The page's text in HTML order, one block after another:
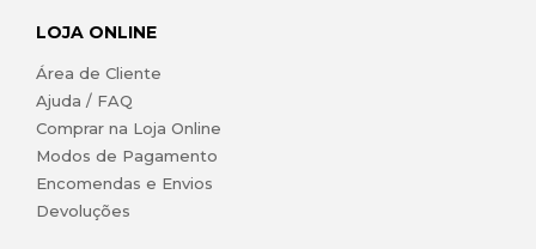
LOJA ONLINE
Área de Cliente
Ajuda / FAQ
Comprar na Loja Online
Modos de Pagamento
Encomendas e Envios
Devoluções